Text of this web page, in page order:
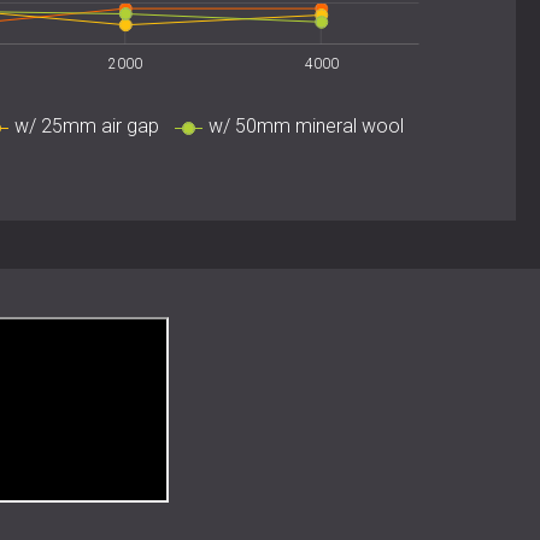
na listwach
akustyczną
2000
4000
w/ 25mm air gap w/ 50mm mineral wool